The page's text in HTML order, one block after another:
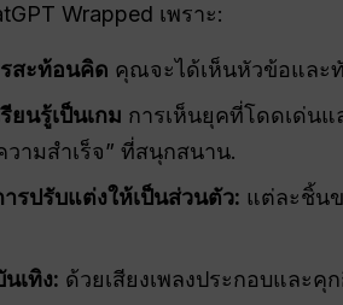
Wrapped เพราะ:
สะท้อนคิด คุณจะได้เห็นหัวข้อและ
ยนรู้เป็นเกม การเห็นยุคที่โดดเด่น
วามสำเร็จ” ที่สนุกสนาน.
รปรับแต่งให้เป็นส่วนตัว: แต่ละชิ้น
เทิง: ด้วยเสียงเพลงประกอบและ